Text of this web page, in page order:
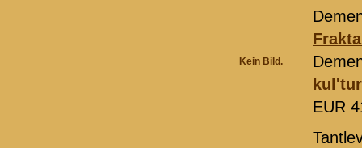
Kein Bild.
EUR